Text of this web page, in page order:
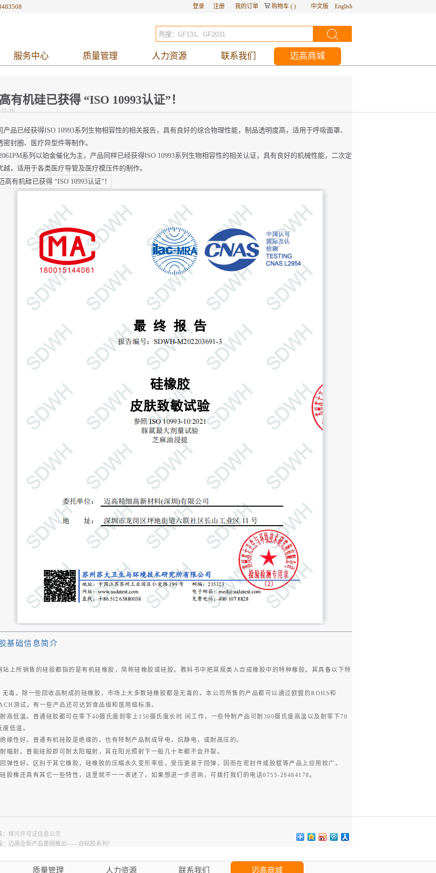
中文版 English
购物车 ( )
我的订单
登录 注册
服务中心 质量管理 人力资源 联系我们 迈高商城
有机硅已获得 “ISO 10993认证”！
16
产品已经获得ISO 10993系列生物相容性的相关报告，具有良好的综合物理性能，制品透明度高，适用于呼吸面罩、
密封圈、医疗异型件等制作。
系列以铂金催化为主，产品同样已经获得ISO 10993系列生物相容性的相关认证，具有良好的机械性能，二次定
越，适用于各类医疗导管及医疗模压件的制作。
基础信息简介
站上所销售的硅胶都指的是有机硅橡胶，简称硅橡胶或硅胶。教科书中把其规类入合成橡胶中的特种橡胶。其具备以下特
无毒。除一些回收品制成的硅橡胶，市场上大多数硅橡胶都是无毒的。本公司所售的产品都可以通过欧盟的ROHS和
测试。有一些产品还可达到食品级和医用级标准。
高低温。普通硅胶都可在零下40摄氏度到零上150摄氏度长时 间工作，一些特制产品可耐300摄氏度高温以及耐零下70
度低温。
缘性好。普通有机硅胶是绝缘的。也有特制产品制成导电，抗静电，或耐高压的。
幅射。普能硅胶即可耐太阳幅射，其在阳光照射下一般几十年都不会开裂。
弹性好。区别于其它橡胶，硅橡胶的压缩永久变形率低，受压更易于回弹，因而在密封件或胶辊等产品上应用较广。
胶橡还具有其它一些特性，这里就不一一表述了，如果想进一步咨询，可拨打我们的电话0755-28484178。
排污许可证信息公示
迈高全新产品重磅推出——自粘胶系列！
质量管理 人力资源 联系我们 迈高商城